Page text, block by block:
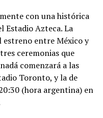
con una histórica
Estadio Azteca. La
estreno entre México y
ceremonias que
comenzará a las
Toronto, y la de
(hora argentina) en